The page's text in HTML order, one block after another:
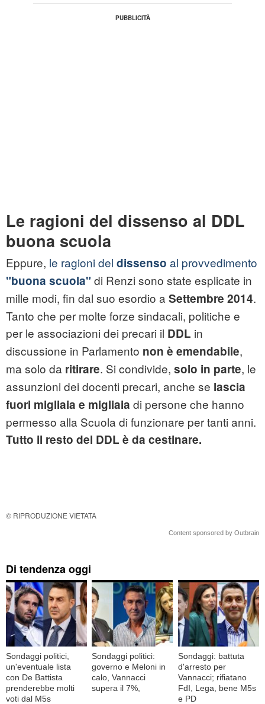
Le ragioni del dissenso al DDL
buona scuola
Eppure, le ragioni del dissenso al provvedimento
"buona scuola" di Renzi sono state esplicate in
mille modi, fin dal suo esordio a Settembre 2014.
Tanto che per molte forze sindacali, politiche e
per le associazioni dei precari il DDL in
discussione in Parlamento non è emendabile,
ma solo da ritirare. Si condivide, solo in parte, le
assunzioni dei docenti precari, anche se lascia
fuori migliaia e migliaia di persone che hanno
permesso alla Scuola di funzionare per tanti anni.
Tutto il resto del DDL è da cestinare.
© RIPRODUZIONE VIETATA
Content sponsored by Outbrain
Di tendenza oggi
Sondaggi politici,
un'eventuale lista
con De Battista
prenderebbe molti
voti dal M5s
Sondaggi politici:
governo e Meloni in
calo, Vannacci
supera il 7%,
Sondaggi: battuta
d'arresto per
Vannacci; rifiatano
FdI, Lega, bene M5s
e PD